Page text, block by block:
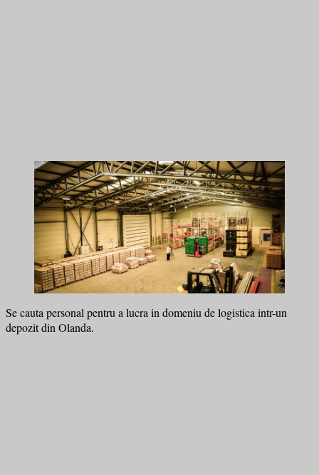
Se cauta personal pentru a lucra in domeniu de logistica intr-un
depozit din Olanda.